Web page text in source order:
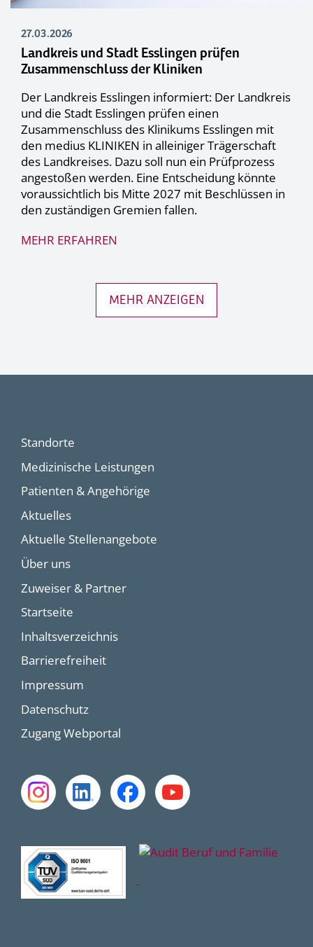
27.03.2026
Landkreis und Stadt Esslingen prüfen
Zusammenschluss der Kliniken
Der Landkreis Esslingen informiert: Der Landkreis
und die Stadt Esslingen prüfen einen
Zusammenschluss des Klinikums Esslingen mit
den medius KLINIKEN in alleiniger Trägerschaft
des Landkreises. Dazu soll nun ein Prüfprozess
angestoßen werden. Eine Entscheidung könnte
voraussichtlich bis Mitte 2027 mit Beschlüssen in
den zuständigen Gremien fallen.
MEHR ERFAHREN
MEHR ANZEIGEN
Standorte
Medizinische Leistungen
Patienten & Angehörige
Aktuelles
Aktuelle Stellenangebote
Über uns
Zuweiser & Partner
Startseite
Inhaltsverzeichnis
Barrierefreiheit
Impressum
Datenschutz
Zugang Webportal